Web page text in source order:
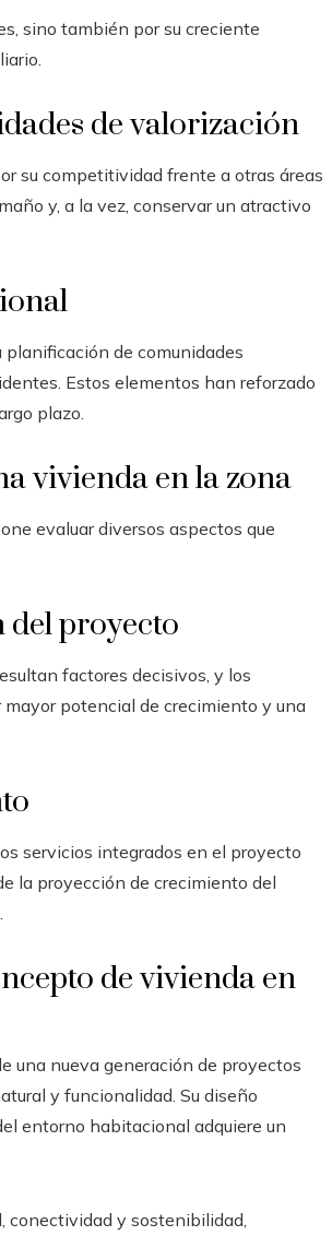
sino también por su creciente
de valorización
su competitividad frente a otras áreas
y, a la vez, conservar un atractivo
de comunidades
Estos elementos han reforzado
plazo.
vivienda en la zona
evaluar diversos aspectos que
del proyecto
factores decisivos, y los
potencial de crecimiento y una
servicios integrados en el proyecto
la proyección de crecimiento del
de vivienda en
una nueva generación de proyectos
y funcionalidad. Su diseño
entorno habitacional adquiere un
conectividad y sostenibilidad,